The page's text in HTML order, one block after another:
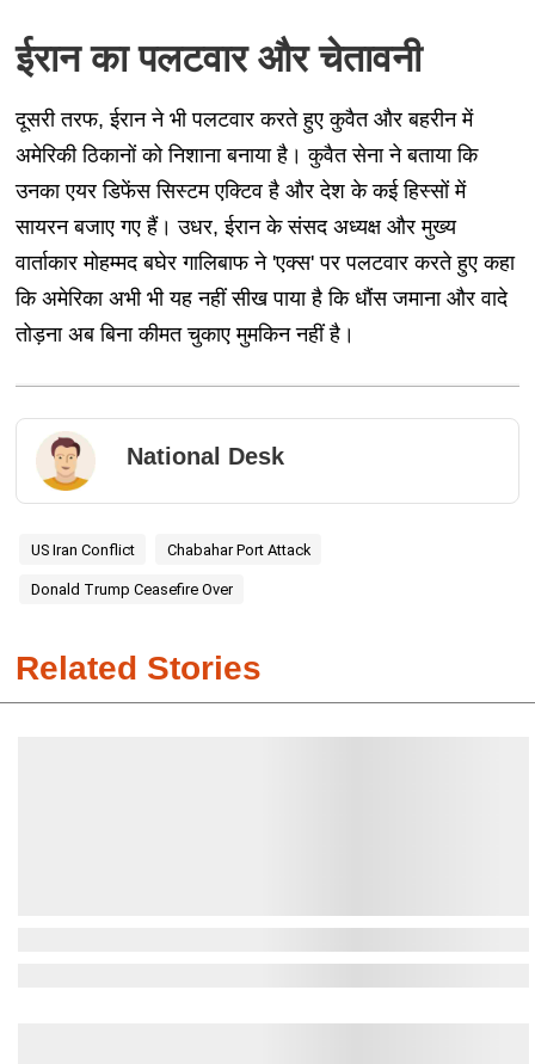
ईरान का पलटवार और चेतावनी
दूसरी तरफ, ईरान ने भी पलटवार करते हुए कुवैत और बहरीन में
अमेरिकी ठिकानों को निशाना बनाया है। कुवैत सेना ने बताया कि
उनका एयर डिफेंस सिस्टम एक्टिव है और देश के कई हिस्सों में
सायरन बजाए गए हैं। उधर, ईरान के संसद अध्यक्ष और मुख्य
वार्ताकार मोहम्मद बघेर गालिबाफ ने 'एक्स' पर पलटवार करते हुए कहा
कि अमेरिका अभी भी यह नहीं सीख पाया है कि धौंस जमाना और वादे
तोड़ना अब बिना कीमत चुकाए मुमकिन नहीं है।
National Desk
US Iran Conflict Chabahar Port Attack
Donald Trump Ceasefire Over
Related Stories